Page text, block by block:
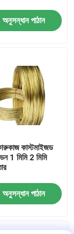
অনুসন্ধান পাঠান
কাস্টমাইজড
1 মিমি 2 মিমি
অনুসন্ধান পাঠান